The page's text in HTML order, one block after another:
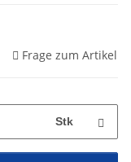
Frage zum Artikel
Stk